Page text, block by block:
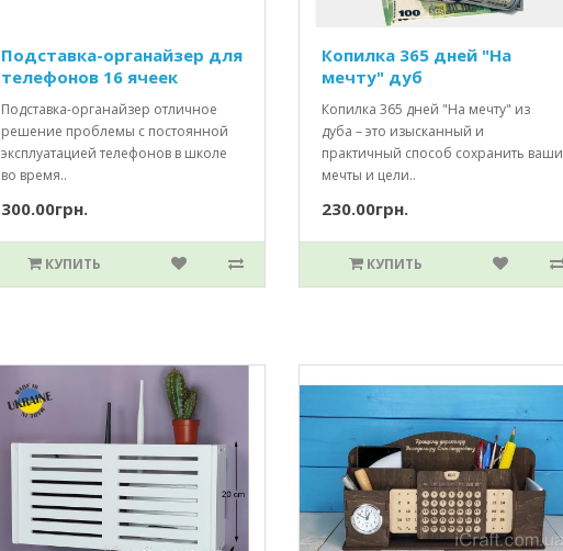
Подставка-органайзер для
телефонов 16 ячеек
Подставка-органайзер отличное
решение проблемы с постоянной
эксплуатацией телефонов в школе
во время..
300.00грн.
КУПИТЬ
Копилка 365 дней "На
мечту" дуб
Копилка 365 дней "На мечту" из
дуба – это изысканный и
практичный способ сохранить ваши
мечты и цели..
230.00грн.
КУПИТЬ